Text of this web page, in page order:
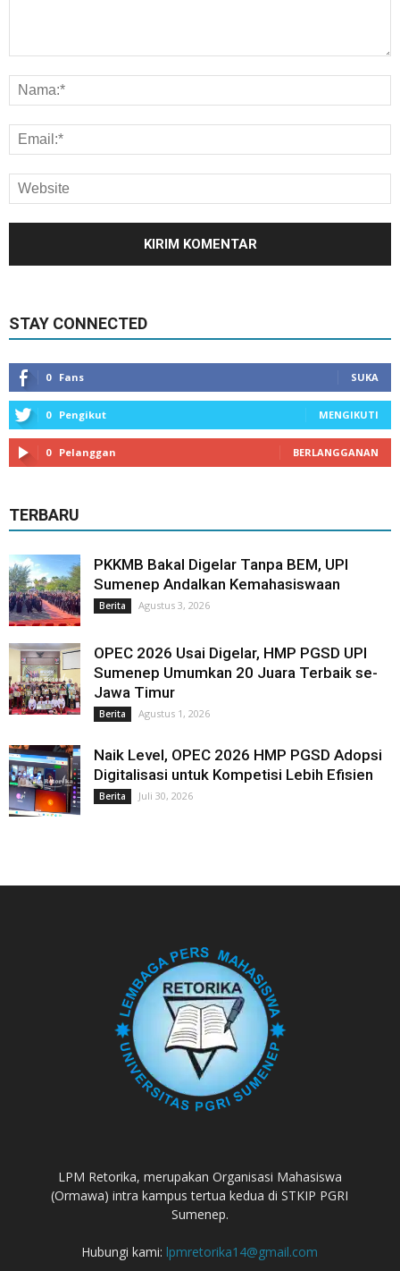
STAY CONNECTED
0 Fans SUKA
0 Pengikut MENGIKUTI
0 Pelanggan BERLANGGANAN
TERBARU
PKKMB Bakal Digelar Tanpa BEM, UPI
Sumenep Andalkan Kemahasiswaan
Berita Agustus 3, 2026
OPEC 2026 Usai Digelar, HMP PGSD UPI
Sumenep Umumkan 20 Juara Terbaik se-
Jawa Timur
Berita Agustus 1, 2026
Naik Level, OPEC 2026 HMP PGSD Adopsi
Digitalisasi untuk Kompetisi Lebih Efisien
Berita Juli 30, 2026
LPM Retorika, merupakan Organisasi Mahasiswa
(Ormawa) intra kampus tertua kedua di STKIP PGRI
Sumenep.
Hubungi kami: lpmretorika14@gmail.com